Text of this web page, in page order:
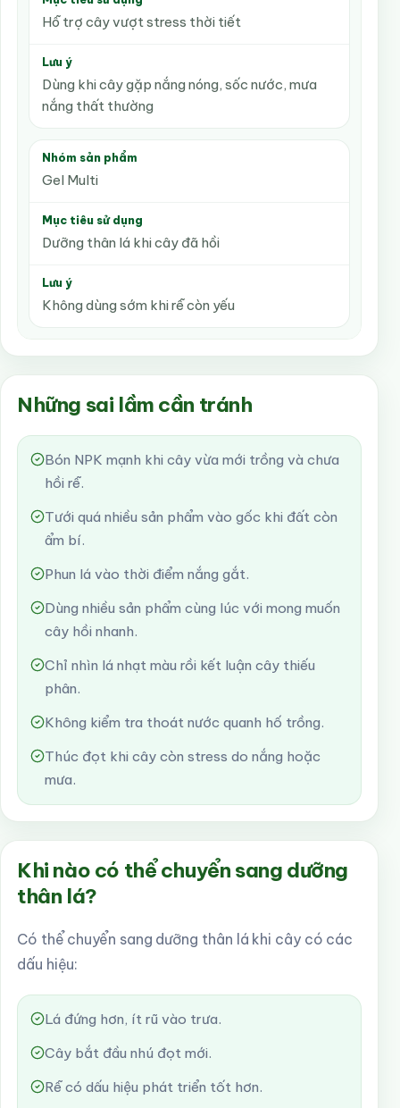
Hỗ trợ cây vượt stress thời tiết
Lưu ý
Dùng khi cây gặp nắng nóng, sốc nước, mưa
nắng thất thường
Nhóm sản phẩm
Gel Multi
Mục tiêu sử dụng
Dưỡng thân lá khi cây đã hồi
Lưu ý
Không dùng sớm khi rễ còn yếu
Những sai lầm cần tránh
Bón NPK mạnh khi cây vừa mới trồng và chưa
hồi rễ.
Tưới quá nhiều sản phẩm vào gốc khi đất còn
ẩm bí.
Phun lá vào thời điểm nắng gắt.
Dùng nhiều sản phẩm cùng lúc với mong muốn
cây hồi nhanh.
Chỉ nhìn lá nhạt màu rồi kết luận cây thiếu
phân.
Không kiểm tra thoát nước quanh hố trồng.
Thúc đọt khi cây còn stress do nắng hoặc
mưa.
Khi nào có thể chuyển sang dưỡng
thân lá?
Có thể chuyển sang dưỡng thân lá khi cây có các
dấu hiệu:
Lá đứng hơn, ít rũ vào trưa.
Cây bắt đầu nhú đọt mới.
Rễ có dấu hiệu phát triển tốt hơn.